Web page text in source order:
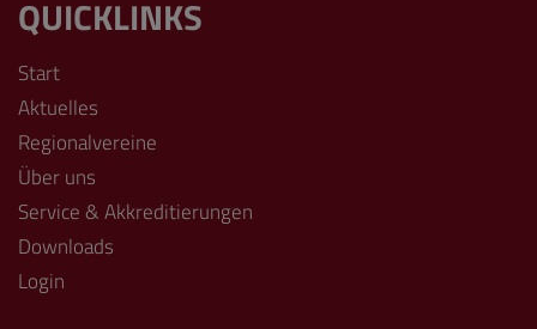
QUICKLINKS
Start
Aktuelles
Regionalvereine
Über uns
Service & Akkreditierungen
Downloads
Login